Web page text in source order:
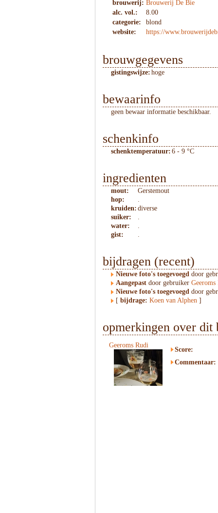
brouwerij: Brouwerij De Bie
alc. vol.:
8.00
categorie:
blond
website:
https://
brouwgegevens
gistingswijze: hoge
bewaarinfo
geen bewaar informatie beschikbaar.
schenkinfo
schenktemperatuur: 6 - 9 °C
ingredienten
mout:
Gerstemout
hop:
.
kruiden: diverse
suiker:
.
water:
.
gist:
.
bijdragen (recent)
Nieuwe foto's toegevoegd door
Aangepast door gebruiker Geeroms
Nieuwe foto's toegevoegd door
[ bijdrage: Koen van Alphen ]
opmerkingen over dit
Geeroms Rudi
Score:
Commentaar: